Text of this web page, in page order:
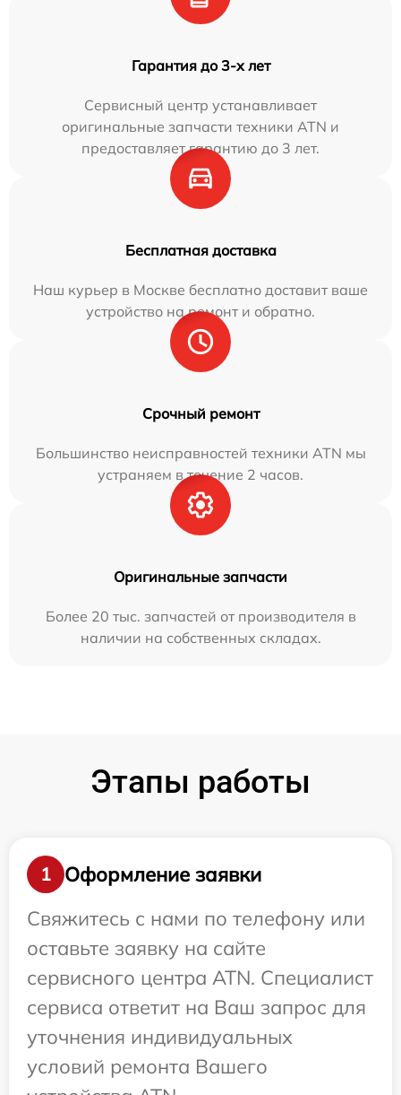
Гарантия до 3-х лет
Сервисный центр устанавливает
оригинальные запчасти техники ATN и
предоставляет гарантию до 3 лет.
Бесплатная доставка
Наш курьер в Москве бесплатно доставит ваше
устройство на ремонт и обратно.
Срочный ремонт
Большинство неисправностей техники ATN мы
устраняем в течение 2 часов.
Оригинальные запчасти
Более 20 тыс. запчастей от производителя в
наличии на собственных складах.
Этапы работы
1
Оформление заявки
Свяжитесь с нами по телефону или
оставьте заявку на сайте
сервисного центра ATN. Специалист
сервиса ответит на Ваш запрос для
уточнения индивидуальных
условий ремонта Вашего